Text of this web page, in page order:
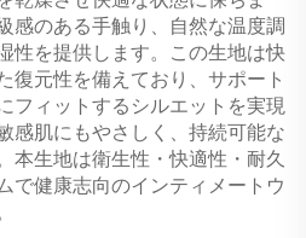
感のある手触り、自然な温度調
性を提供します。この生地は快
復元性を備えており、サポート
フィットするシルエットを実現
感肌にもやさしく、持続可能な
本生地は衛生性・快適性・耐久
で健康志向のインティメートウ